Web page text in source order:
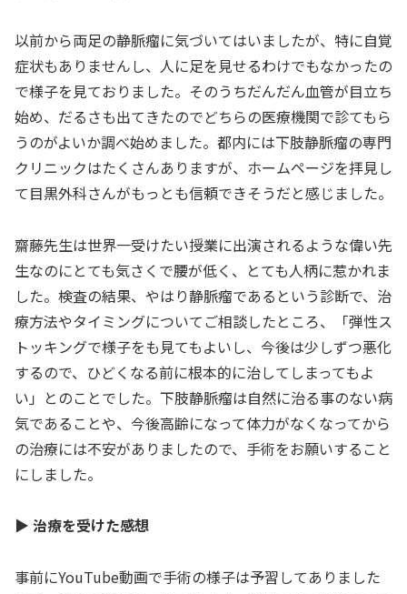
以前から両足の静脈瘤に気づいてはいましたが、特に自覚
症状もありませんし、人に足を見せるわけでもなかったの
で様子を見ておりました。そのうちだんだん血管が目立ち
始め、だるさも出てきたのでどちらの医療機関で診てもら
うのがよいか調べ始めました。都内には下肢静脈瘤の専門
クリニックはたくさんありますが、ホームページを拝見し
て目黒外科さんがもっとも信頼できそうだと感じました。
齋藤先生は世界一受けたい授業に出演されるような偉い先
生なのにとても気さくで腰が低く、とても人柄に惹かれま
した。検査の結果、やはり静脈瘤であるという診断で、治
療方法やタイミングについてご相談したところ、「弾性ス
トッキングで様子をも見てもよいし、今後は少しずつ悪化
するので、ひどくなる前に根本的に治してしまってもよ
い」とのことでした。下肢静脈瘤は自然に治る事のない病
気であることや、今後高齢になって体力がなくなってから
の治療には不安がありましたので、手術をお願いすること
にしました。
▶ 治療を受けた感想
事前にYouTube動画で手術の様子は予習してありました